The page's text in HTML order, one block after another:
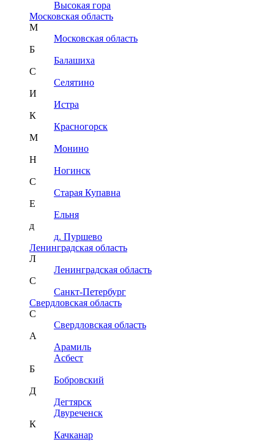
Высокая гора
Московская область
М
Московская область
Б
Балашиха
С
Селятино
И
Истра
К
Красногорск
М
Монино
Н
Ногинск
С
Старая Купавна
Е
Ельня
д
д. Пуршево
Ленинградская область
Л
Ленинградская область
С
Санкт-Петербург
Свердловская область
С
Свердловская область
А
Арамиль
Асбест
Б
Бобровский
Д
Дегтярск
Двуреченск
К
Качканар